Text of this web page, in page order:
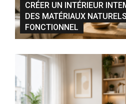
CRÉER UN INTÉRIEUR
DES MATÉRIAUX
FONCTIONNEL